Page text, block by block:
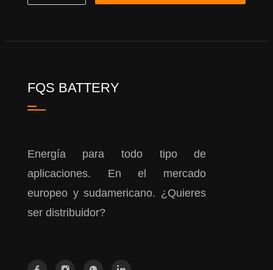
FQS BATTERY
Energía para todo tipo de
aplicaciones. En el mercado
europeo y sudamericano. ¿Quieres
ser distribuidor?